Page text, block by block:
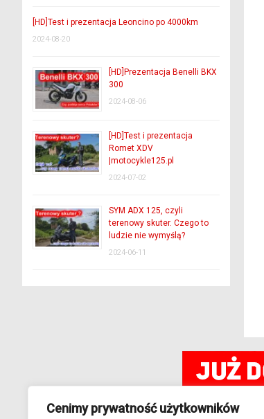
Cenimy prywatność użytkowników
[HD]Test i prezentacja Leoncino po 4000km
2024-08-20
[HD]Prezentacja Benelli BKX
300
2024-08-06
[HD]Test i prezentacja
Romet XDV
|motocykle125.pl
2024-07-02
SYM ADX 125, czyli
terenowy skuter. Czego to
ludzie nie wymyślą?
2024-06-11